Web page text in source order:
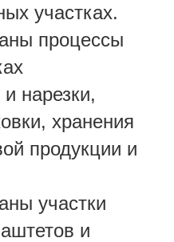
участках.
процессы
нарезки,
хранения
продукции и
участки
и